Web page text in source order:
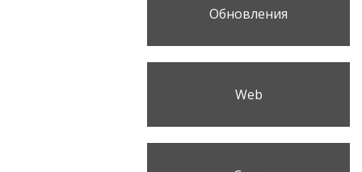
Обновления
Web